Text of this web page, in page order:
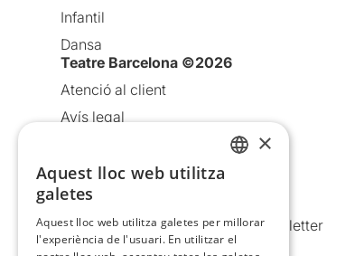
Infantil
Dansa
Teatre Barcelona ©2026
Atenció al client
Avís legal
Política de cookies
Condicions d’ús
Comunicacions comercials i Newsletter
Anuncia’t
×
Aquest lloc web utilitza
galetes
Aquest lloc web utilitza galetes per millorar
l'experiència de l'usuari. En utilitzar el